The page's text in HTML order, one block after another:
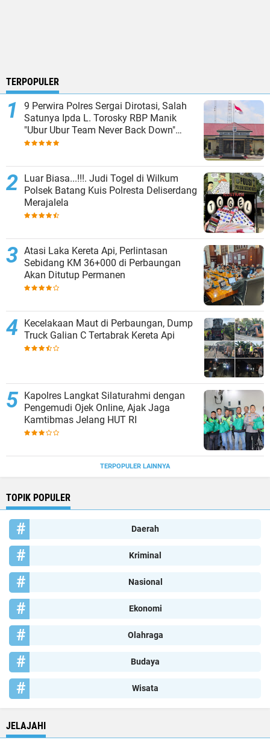
TERPOPULER
9 Perwira Polres Sergai Dirotasi, Salah
Satunya Ipda L. Torosky RBP Manik
"Ubur Ubur Team Never Back Down"
Menempati Polsek Dolok Masihul
Luar Biasa...!!!. Judi Togel di Wilkum
Polsek Batang Kuis Polresta Deliserdang
Merajalela
Atasi Laka Kereta Api, Perlintasan
Sebidang KM 36+000 di Perbaungan
Akan Ditutup Permanen
Kecelakaan Maut di Perbaungan, Dump
Truck Galian C Tertabrak Kereta Api
Kapolres Langkat Silaturahmi dengan
Pengemudi Ojek Online, Ajak Jaga
Kamtibmas Jelang HUT RI
TERPOPULER LAINNYA
TOPIK POPULER
Daerah
Kriminal
Nasional
Ekonomi
Olahraga
Budaya
Wisata
JELAJAHI